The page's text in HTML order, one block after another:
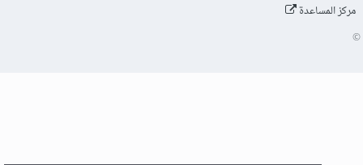
مركز المساعدة
©